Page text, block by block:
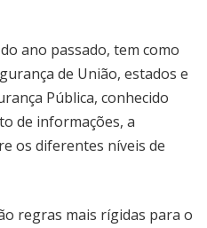
ano passado, tem como
de União, estados e
Pública, conhecido
de informações, a
os diferentes níveis de
regras mais rígidas para o